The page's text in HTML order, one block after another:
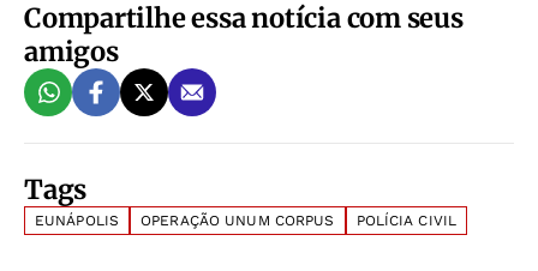
Compartilhe essa notícia com seus
amigos
Tags
EUNÁPOLIS OPERAÇÃO UNUM CORPUS POLÍCIA CIVIL